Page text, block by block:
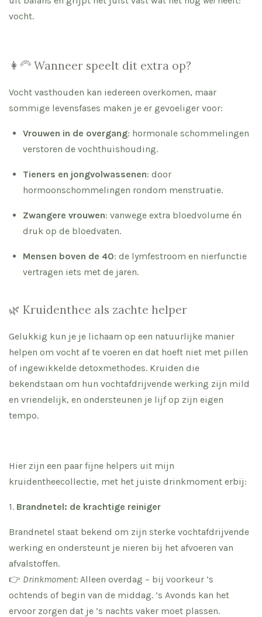
vocht.
👩‍🦳 Wanneer speelt dit extra op?
Vocht vasthouden kan iedereen overkomen, maar
sommige levensfases maken je er gevoeliger voor:
Vrouwen in de overgang: hormonale schommelingen
verstoren de vochthuishouding.
Tieners en jongvolwassenen: door
hormoonschommelingen rondom menstruatie.
Zwangere vrouwen: vanwege extra bloedvolume én
druk op de bloedvaten.
Mensen boven de 40: de lymfestroom en nierfunctie
vertragen iets met de jaren.
🌿 Kruidenthee als zachte helper
Gelukkig kun je je lichaam op een natuurlijke manier
helpen om vocht af te voeren en dat hoeft niet met pillen
of ingewikkelde detoxmethodes. Kruiden die
bekendstaan om hun vochtafdrijvende werking zijn mild
en vriendelijk, en ondersteunen je lijf op zijn eigen
tempo.
Hier zijn een paar fijne helpers uit mijn
kruidentheecollectie, met het juiste drinkmoment erbij:
1. Brandnetel: de krachtige reiniger
Brandnetel staat bekend om zijn sterke vochtafdrijvende
werking en ondersteunt je nieren bij het afvoeren van
afvalstoffen.
👉 Drinkmoment: Alleen overdag – bij voorkeur ’s
ochtends of begin van de middag. ’s Avonds kan het
ervoor zorgen dat je ’s nachts vaker moet plassen.